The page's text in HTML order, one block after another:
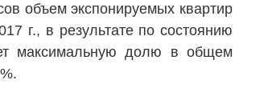
объем экспонируемых квартир
г., в результате по состоянию
максимальную долю в общем